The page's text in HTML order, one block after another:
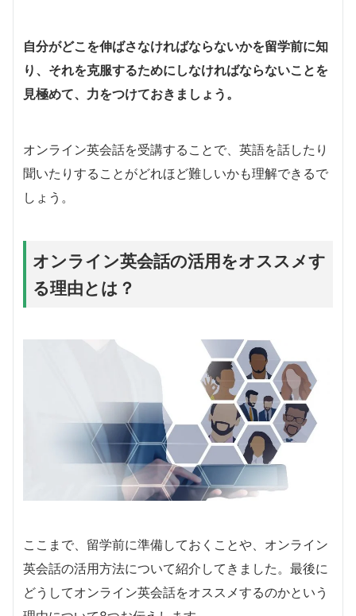
自分がどこを伸ばさなければならないかを留学前に知
り、それを克服するためにしなければならないことを
見極めて、力をつけておきましょう。
オンライン英会話を受講することで、英語を話したり
聞いたりすることがどれほど難しいかも理解できるで
しょう。
オンライン英会話の活用をオススメす
る理由とは？
ここまで、留学前に準備しておくことや、オンライン
英会話の活用方法について紹介してきました。最後に
どうしてオンライン英会話をオススメするのかという